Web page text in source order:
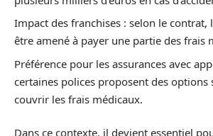
Impact des franchises : selon le contrat,
être amené à payer une partie des frais
Préférence pour les assurances avec
certaines polices proposent des options
couvrir les frais médicaux.
Dans ce contexte, il devient essentiel